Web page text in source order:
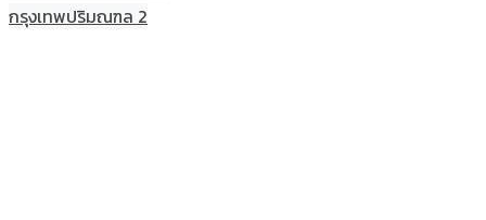
กรุงเทพปริมณฑล 2